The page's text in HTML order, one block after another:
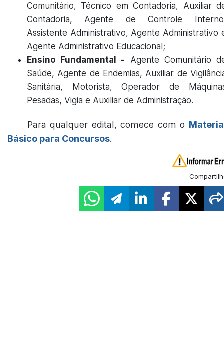
Comunitário, Técnico em Contadoria, Auxiliar
Contadoria, Agente de Controle
Assistente Administrativo, Agente Administrativo
Agente Administrativo Educacional;
Ensino Fundamental - Agente Comunitário
Saúde, Agente de Endemias, Auxiliar de
Sanitária, Motorista, Operador de
Pesadas, Vigia e Auxiliar de Administração.
Para qualquer edital, comece com o
Básico para Concursos.